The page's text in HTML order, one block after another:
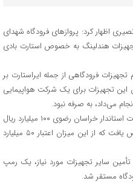
اظهار کرد: پروازهای فرودگاه شهدای
هندلینگ به خصوص استارت بادی
تجهیزات فرودگاهی از جمله ایراستارت بر
تجهیزات برای یک شرکت هواپیمایی
می‌داد، به صرفه نبود.
وی افزود: با پیگیری‌های مسؤولان و مساعدت استاندار خراسان رضوی ۱۰۰ میلیارد ریال
اعتبار برای خرید تجهیزات مورد نیاز اختصاص یافت که از این میزان اعتبار ۵۰ میلیارد
سایر تجهیزات مورد نیاز، یک رمپ
مستقر شد.